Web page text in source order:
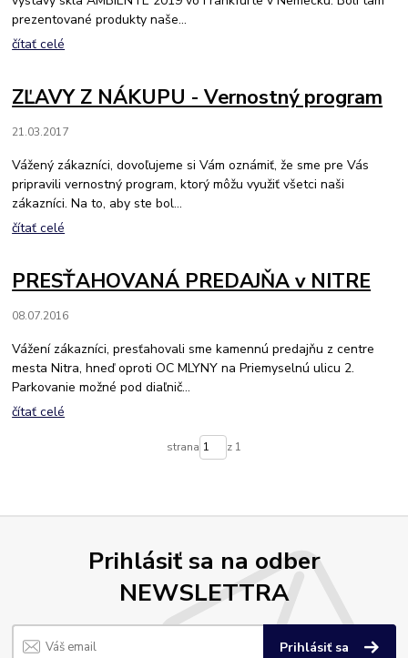
prezentované produkty naše...
čítať celé
ZĽAVY Z NÁKUPU - Vernostný program
21.03.2017
Vážený zákazníci, dovoľujeme si Vám oznámiť, že sme pre Vás
pripravili vernostný program, ktorý môžu využiť všetci naši
zákazníci. Na to, aby ste bol...
čítať celé
PRESŤAHOVANÁ PREDAJŇA v NITRE
08.07.2016
Vážení zákazníci, presťahovali sme kamennú predajňu z centre
mesta Nitra, hneď oproti OC MLYNY na Priemyselnú ulicu 2.
Parkovanie možné pod diaľnič...
čítať celé
strana z 1
Prihlásiť sa na odber
NEWSLETTRA
Prihlásiť sa